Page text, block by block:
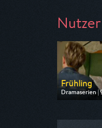
Frühling
Dramaserien |
Ausgestrahlt